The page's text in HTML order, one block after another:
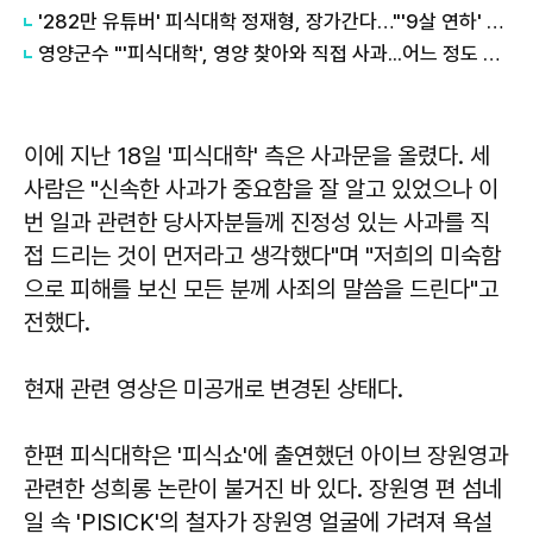
'282만 유튜버' 피식대학 정재형, 장가간다…"'9살 연하' 예비신부 큰 결심"
영양군수 "'피식대학', 영양 찾아와 직접 사과...어느 정도 사과 받아들여"
이에 지난 18일 '피식대학' 측은 사과문을 올렸다. 세
사람은 "신속한 사과가 중요함을 잘 알고 있었으나 이
번 일과 관련한 당사자분들께 진정성 있는 사과를 직
접 드리는 것이 먼저라고 생각했다"며 "저희의 미숙함
으로 피해를 보신 모든 분께 사죄의 말씀을 드린다"고
전했다.
현재 관련 영상은 미공개로 변경된 상태다.
한편 피식대학은 '피식쇼'에 출연했던 아이브 장원영과
관련한 성희롱 논란이 불거진 바 있다. 장원영 편 섬네
일 속 'PISICK'의 철자가 장원영 얼굴에 가려져 욕설